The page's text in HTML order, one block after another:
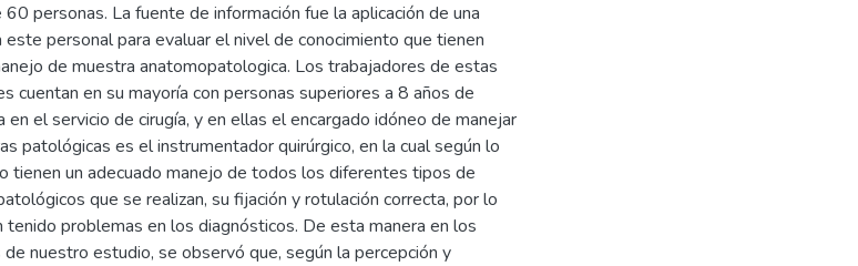
personas. La fuente de información fue la aplicación de una
este personal para evaluar el nivel de conocimiento que tienen
de muestra anatomopatologica. Los trabajadores de estas
cuentan en su mayoría con personas superiores a 8 años de
en el servicio de cirugía, y en ellas el encargado idóneo de manejar
patológicas es el instrumentador quirúrgico, en la cual según lo
tienen un adecuado manejo de todos los diferentes tipos de
que se realizan, su fijación y rotulación correcta, por lo
tenido problemas en los diagnósticos. De esta manera en los
nuestro estudio, se observó que, según la percepción y